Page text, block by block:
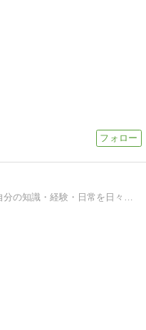
2歳児のママ&助産師ママです。自分の知識・経験・日常を日々書いてます。